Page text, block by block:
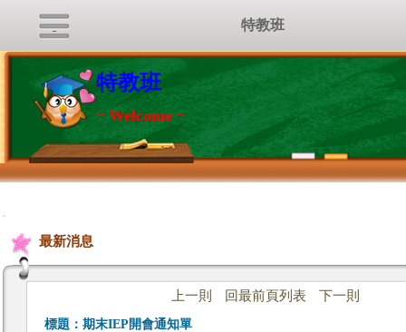
特教班
~ Welcome ~
:::
最新消息
上一則 回最前頁列表 下一則
標題：期末IEP開會通知單
特教班